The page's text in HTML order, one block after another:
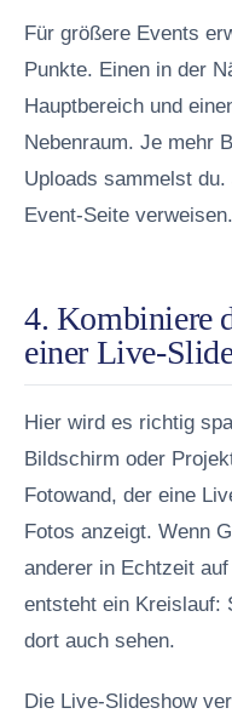
Für größere Events
Punkte. Einen in der
Hauptbereich und
Nebenraum. Je mehr
Uploads sammelst
Event-Seite verweisen.
4. Kombiniere
einer Live-
Hier wird es richtig
Bildschirm oder
Fotowand, der eine
Fotos anzeigt. Wenn
anderer in Echtzeit
entsteht ein Kreislauf:
dort auch sehen.
Die Live-Slideshow